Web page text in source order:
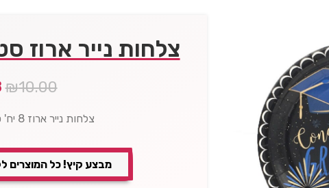
צלחות נייר ארוז
₪10.00
צלחות נייר ארוז 8 יח' סט סיום לימודים קטן
מבצע קיץ! כל המוצרים